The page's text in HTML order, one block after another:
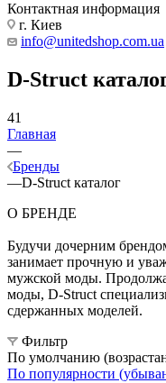
Контактная информация
г. Киев
info@unitedshop.com.ua
D-Struct
41
Главная
—
Бренды
—D-Struct каталог
О БРЕНДЕ
Будучи дочерним
занимает прочную и
мужской моды.
моды, D-Struct
сдержанных моделей.
Фильтр
По умолчанию
По популярности